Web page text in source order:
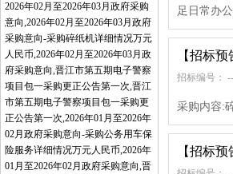
2026年02月至2026年03月政府采购
意向,2026年02月至2026年03月政府
采购意向-采购碎纸机详细情况万元
人民币,2026年02月至2026年03月政
府采购意向,晋江市第五期电子警察
项目包一采购更正公告第一次,晋江
市第五期电子警察项目包一采购更
正公告第一次,2026年01月至2026年
02月政府采购意向-采购公务用车保
险服务详细情况万元人民币,2026年
01月至2026年02月政府采购意向,晋
足日常办
【招标预
招标编号： --
采购内容:
【招标预